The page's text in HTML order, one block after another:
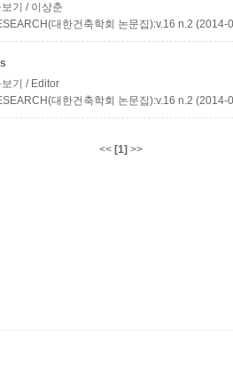
기 / 이상춘
대한건축학회 논문집):v.16 n.2 (2014-
기 / Editor
대한건축학회 논문집):v.16 n.2 (2014-
<< [1] >>